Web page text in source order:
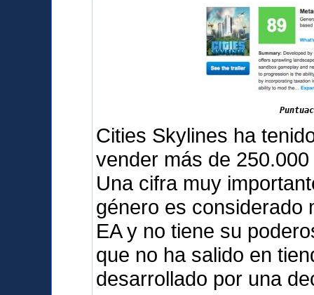
Cities Skylines ha
vender más de
Una cifra muy
género es considerado
EA y no tiene su
que no ha salido en
desarrollado por una